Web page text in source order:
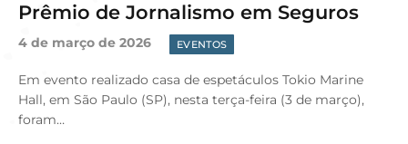
Prêmio de Jornalismo em Seguros
4 de março de 2026 EVENTOS
Em evento realizado casa de espetáculos Tokio Marine
Hall, em São Paulo (SP), nesta terça-feira (3 de março),
foram…